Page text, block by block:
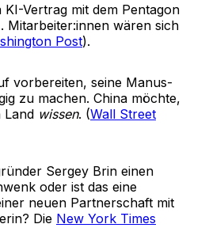
Vertrag mit dem Pentagon
Mitarbeiter:innen wären sich
Post).
vorbereiten, seine Manus-
zu machen. China möchte,
Land wissen. (Wall Street
Sergey Brin einen
oder ist das eine
neuen Partnerschaft mit
Die New York Times